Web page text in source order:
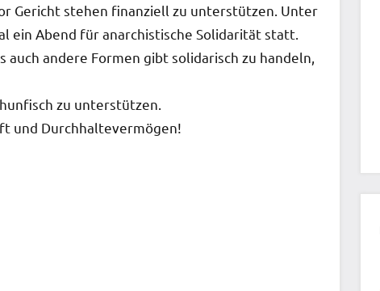
Gericht stehen finanziell zu unterstützen. Unter
ein Abend für anarchistische Solidarität statt.
andere Formen gibt solidarisch zu handeln,
zu unterstützen.
und Durchhaltevermögen!